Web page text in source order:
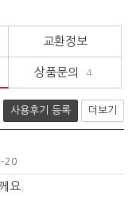
교환정보
상품문의 4
사용후기 등록 더보기
20
요.